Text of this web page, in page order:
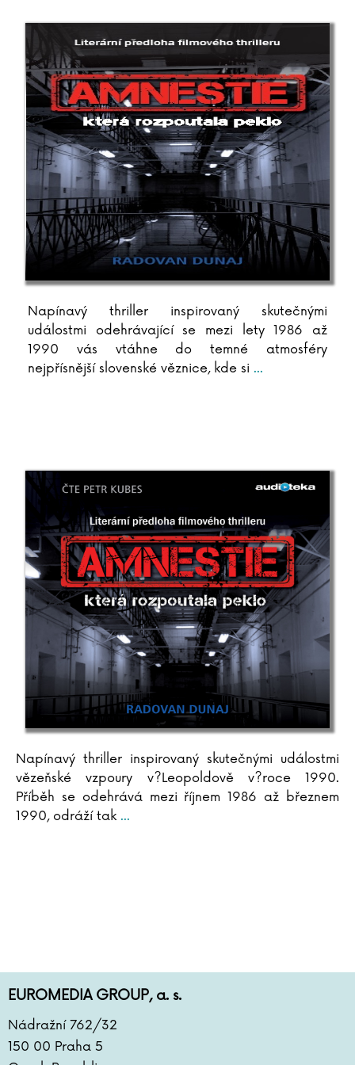
Napínavý thriller inspirovaný skutečnými
událostmi odehrávající se mezi lety 1986 až
1990 vás vtáhne do temné atmosféry
nejpřísnější slovenské věznice, kde si ...
Napínavý thriller inspirovaný skutečnými událostmi
vězeňské vzpoury v?Leopoldově v?roce 1990.
Příběh se odehrává mezi říjnem 1986 až březnem
1990, odráží tak...
EUROMEDIA GROUP, a. s.
Nádražní 762/32
150 00 Praha 5